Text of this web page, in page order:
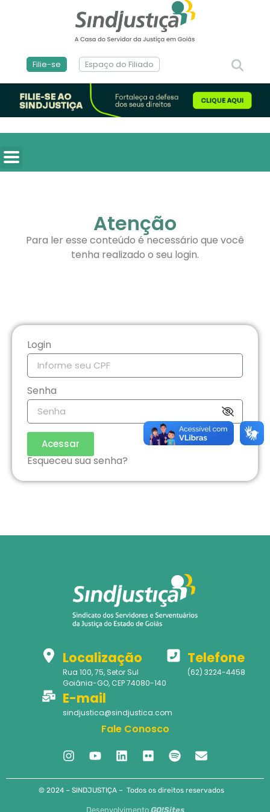
Filie-se Espaço do Filiado
Atenção
Para ler esse conteúdo é necessário que você
tenha realizado o seu login.
Login
Senha
Acessar
Esqueceu sua senha?
Localização
Rua 100, 75, Setor Sul
Goiânia-GO, CEP 74080-140
Telefone
(62) 3224-4458
E-mail
sindjustica@sindjustica.com
Fale Conosco
© 2024 – SINDJUSTIÇA – Todos os direitos reservados
Desenvolvimento GO!Sites